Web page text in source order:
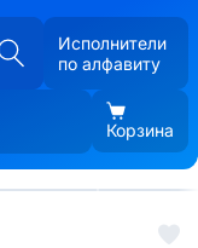
Исполнители
по алфавиту
Корзина